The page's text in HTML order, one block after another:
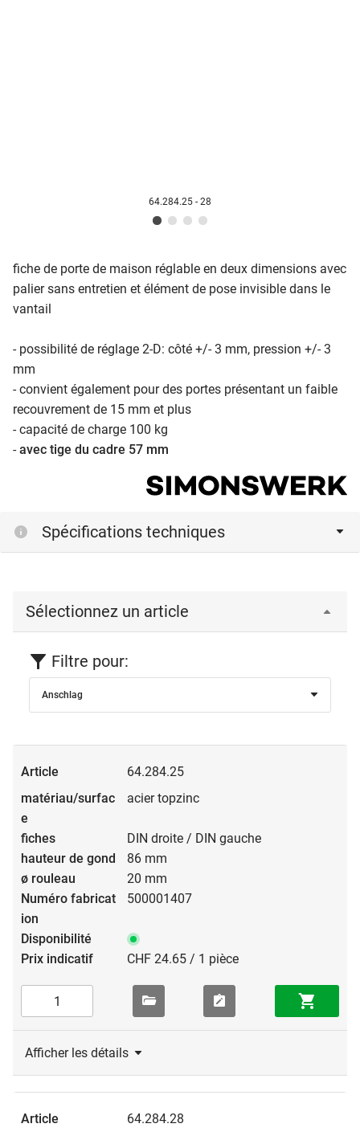
64.284.25 - 28
fiche de porte de maison réglable en deux dimensions avec
palier sans entretien et élément de pose invisible dans le
vantail
- possibilité de réglage 2-D: côté +/- 3 mm, pression +/- 3
mm
- convient également pour des portes présentant un faible
recouvrement de 15 mm et plus
- capacité de charge 100 kg
-avec tige du cadre 57 mm
Spécifications techniques
Sélectionnez un article
Filtre pour:
Anschlag
64.284.25
acier topzinc
DIN droite / DIN gauche
86 mm
20 mm
500001407
CHF 24.65 / 1 pièce
Afficher les détails
64.284.28